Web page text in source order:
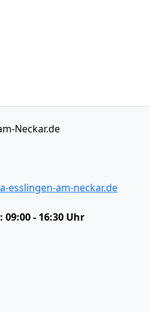
Neckar.de
esslingen-am-neckar.de
09:00 - 16:30 Uhr